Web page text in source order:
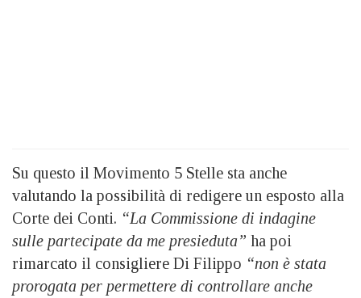
Su questo il Movimento 5 Stelle sta anche
valutando la possibilità di redigere un esposto alla
Corte dei Conti. “La Commissione di indagine
sulle partecipate da me presieduta” ha poi
rimarcato il consigliere Di Filippo “non è stata
prorogata per permettere di controllare anche